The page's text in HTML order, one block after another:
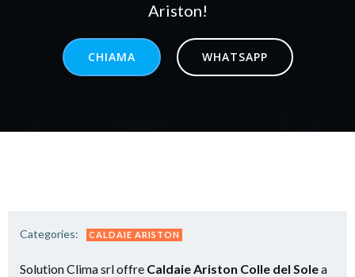
Ariston!
CHIAMA WHATSAPP
Categories: CALDAIE ARISTON
Solution Clima srl offre Caldaie Ariston Colle del Solea